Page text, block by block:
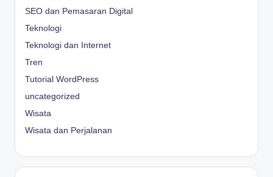
SEO dan Pemasaran Digital
Teknologi
Teknologi dan Internet
Tren
Tutorial WordPress
uncategorized
Wisata
Wisata dan Perjalanan